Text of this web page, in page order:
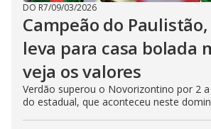
DO R7/09/03/2026
Campeão do
leva para casa bolada
veja os valores
Verdão superou o Novorizontino por 2
do estadual, que aconteceu neste